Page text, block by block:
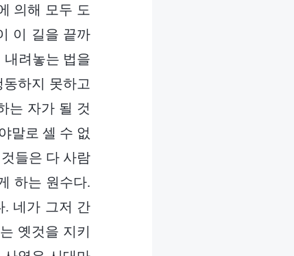
의해 모두 도
이 길을 끝까
려놓는 법을
하지 못하고
는 자가 될 것
말로 셀 수 없
들은 다 사람
하는 원수다.
. 네가 그저 간
옛것을 지키